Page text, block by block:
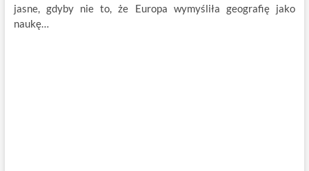
jasne, gdyby nie to, że Europa wymyśliła geografię jako
naukę…